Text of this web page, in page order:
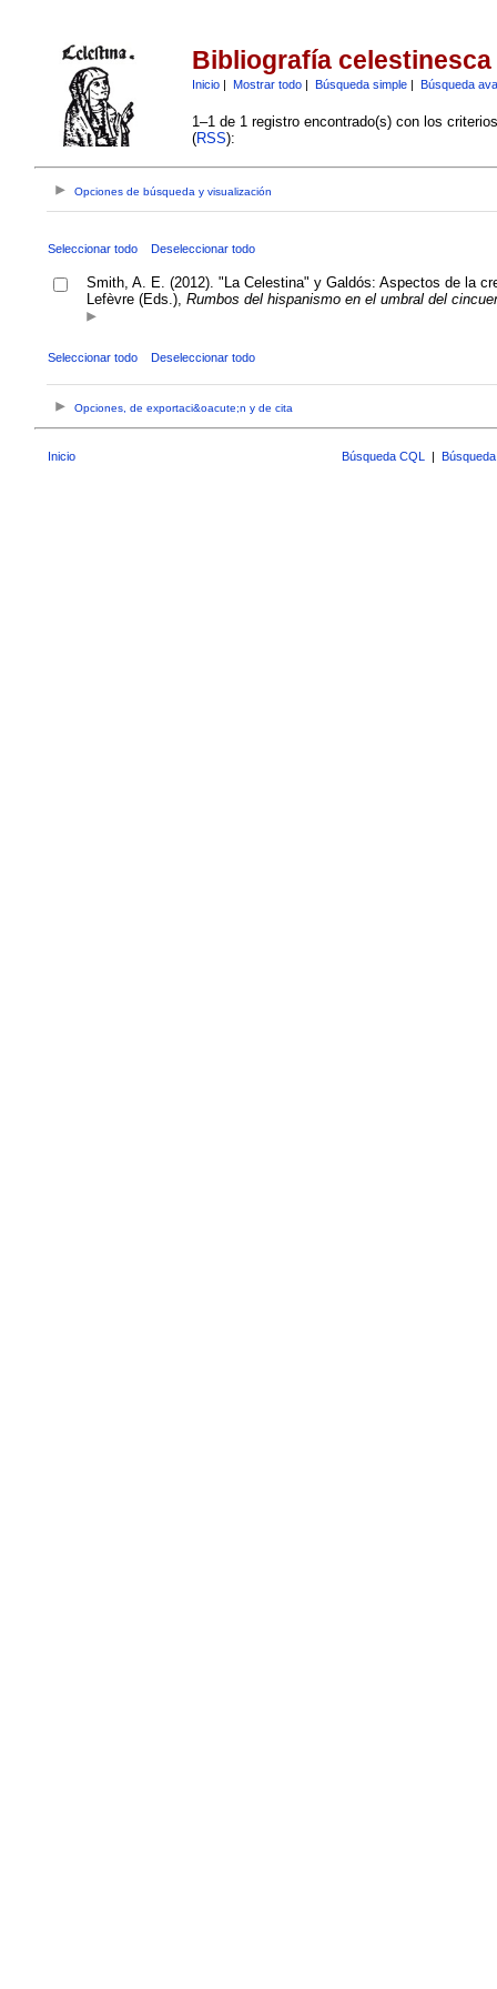
Bibliografía celestinesca
Inicio| Mostrar todo| Búsqueda simple| Búsqueda
1–1 de 1 registro encontrado(s) con los
(RSS):
Opciones de búsqueda y visualización
Seleccionar todo Deseleccionar todo
Smith, A. E. (2012). "La Celestina" y Galdós: Aspectos de la
Lefèvre (Eds.), Rumbos del hispanismo en el umbral del
Seleccionar todo Deseleccionar todo
Opciones, de exportaci&oacute;n y de cita
Inicio Búsqueda CQL |